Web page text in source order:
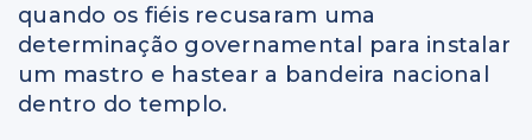
quando os fiéis recusaram uma
determinação governamental para instalar
um mastro e hastear a bandeira nacional
dentro do templo.